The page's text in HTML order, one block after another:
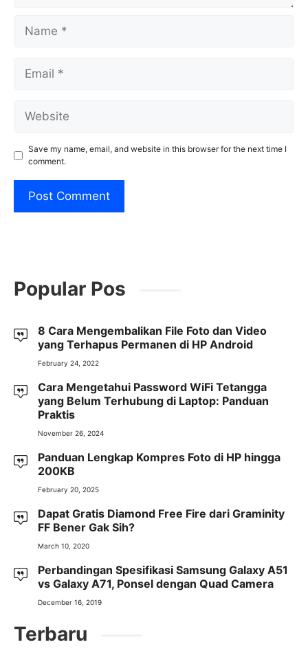
Name
Email
Website
Save my name, email, and website in this browser for the next time I
comment.
Popular Pos
8 Cara Mengembalikan File Foto dan Video
yang Terhapus Permanen di HP Android
February 24, 2022
Cara Mengetahui Password WiFi Tetangga
yang Belum Terhubung di Laptop: Panduan
Praktis
November 26, 2024
Panduan Lengkap Kompres Foto di HP hingga
200KB
February 20, 2025
Dapat Gratis Diamond Free Fire dari Graminity
FF Bener Gak Sih?
March 10, 2020
Perbandingan Spesifikasi Samsung Galaxy A51
vs Galaxy A71, Ponsel dengan Quad Camera
December 16, 2019
Terbaru